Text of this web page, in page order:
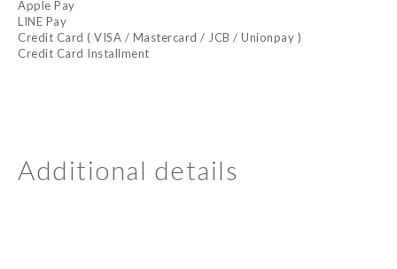
Apple Pay
LINE Pay
Credit Card ( VISA / Mastercard / JCB / Unionpay )
Credit Card Installment
Additional details